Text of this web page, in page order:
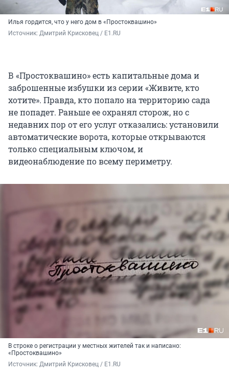
Илья гордится, что у него дом в «Простоквашино»
Источник: Дмитрий Крисковец / E1.RU
В «Простоквашино» есть капитальные дома и
заброшенные избушки из серии «Живите, кто
хотите». Правда, кто попало на территорию сада
не попадет. Раньше ее охранял сторож, но с
недавних пор от его услуг отказались: установили
автоматические ворота, которые открываются
только специальным ключом, и
видеонаблюдение по всему периметру.
В строке о регистрации у местных жителей так и написано:
«Простоквашино»
Источник: Дмитрий Крисковец / E1.RU